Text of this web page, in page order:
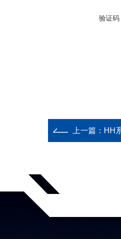
验证码
上一篇： HH